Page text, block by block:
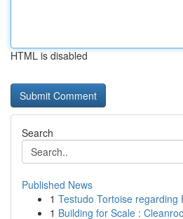
HTML is disabled
Search
Published News
1 Testudo Tortoise regarding
1 Building for Scale :